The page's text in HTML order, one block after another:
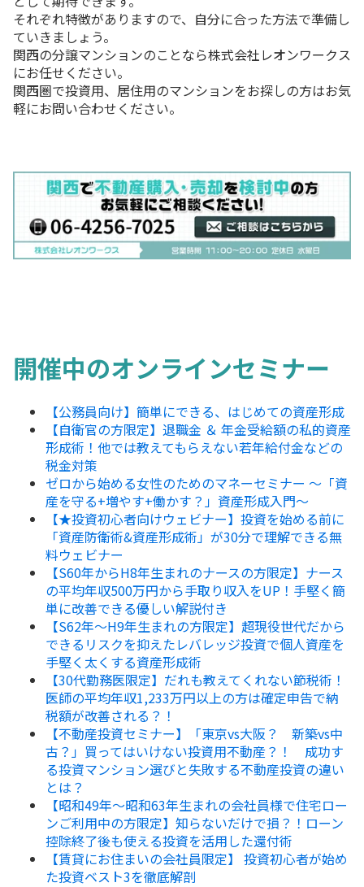
それぞれ特徴がありますので、自分に合った方法で準備し
ていきましょう。
関西の分譲マンションのことなら株式会社レオンワークス
にお任せください。
関西圏で投資用、居住用のマンションをお探しの方はお気
軽にお問い合わせください。
開催中のオンラインセミナー
【公務員向け】簡単にできる、はじめての資産形成
【自衛官の方限定】退職金 ＆ 年金受給額の私的資産
形成術！他では教えてもらえない若年給付金などの
税金対策
ゼロから始める女性のためのマネーセミナー ～「資
産を守る+増やす+働かす？」資産形成入門～
【★投資初心者向けウェビナー】投資を始める前に
「資産防衛術&資産形成術」が30分で理解できる無
料ウェビナー
【S60年からH8年生まれのナースの方限定】ナース
の平均年収500万円から手取り収入をUP！手堅く簡
単に改善できる優しい解説付き
【S62年～H9年生まれの方限定】超現役世代だから
できるリスクを抑えたレバレッジ投資で個人資産を
手堅く太くする資産形成術
【30代勤務医限定】だれも教えてくれない節税術！
医師の平均年収1,233万円以上の方は確定申告で納
税額が改善される？！
【不動産投資セミナー】「東京vs大阪？ 新築vs中
古？」買ってはいけない投資用不動産？！ 成功す
る投資マンション選びと失敗する不動産投資の違い
とは？
【昭和49年～昭和63年生まれの会社員様で住宅ロー
ンご利用中の方限定】知らないだけで損？！ローン
控除終了後も使える投資を活用した還付術
【賃貸にお住まいの会社員限定】 投資初心者が始め
た投資ベスト3を徹底解剖